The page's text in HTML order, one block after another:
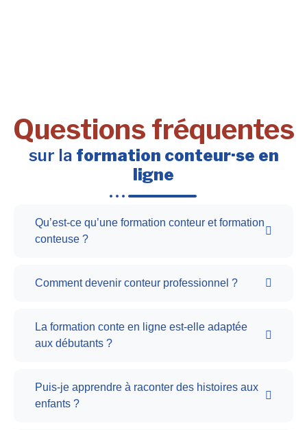
Questions fréquentes
sur la formation conteur·se en
ligne
Qu’est-ce qu’une formation conteur et formation
conteuse ?
Comment devenir conteur professionnel ?
La formation conte en ligne est-elle adaptée
aux débutants ?
Puis-je apprendre à raconter des histoires aux
enfants ?